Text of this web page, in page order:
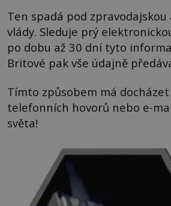
Ten spadá pod
vlády. Sleduje prý
po dobu až 30 dní tyto
Britové pak vše údajně
Tímto způsobem má
telefonních hovorů nebo e-
světa!